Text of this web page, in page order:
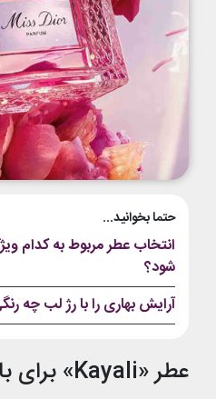
حتما بخوانید...
انتخاب عطر مربوط به کدام
شود؟
آرایش بهاری را با رژ لب چه
عطر «Kayali» برای باشگاه